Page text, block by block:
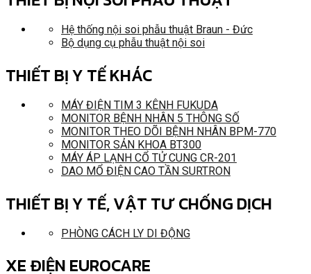
Hệ thống nội soi phẫu thuật Braun - Đức
Bộ dụng cụ phẫu thuật nội soi
THIẾT BỊ Y TẾ KHÁC
MÁY ĐIỆN TIM 3 KÊNH FUKUDA
MONITOR BỆNH NHÂN 5 THÔNG SỐ
MONITOR THEO DÕI BỆNH NHÂN BPM-770
MONITOR SẢN KHOA BT300
MÁY ÁP LẠNH CỔ TỬ CUNG CR-201
DAO MỔ ĐIỆN CAO TẦN SURTRON
THIẾT BỊ Y TẾ, VẬT TƯ CHỐNG DỊCH
PHÒNG CÁCH LY DI ĐỘNG
XE ĐIỆN EUROCARE